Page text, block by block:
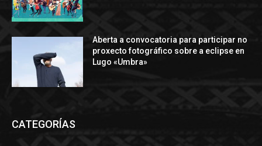
Aberta a convocatoria para participar no
proxecto fotográfico sobre a eclipse en
Lugo «Umbra»
CATEGORÍAS